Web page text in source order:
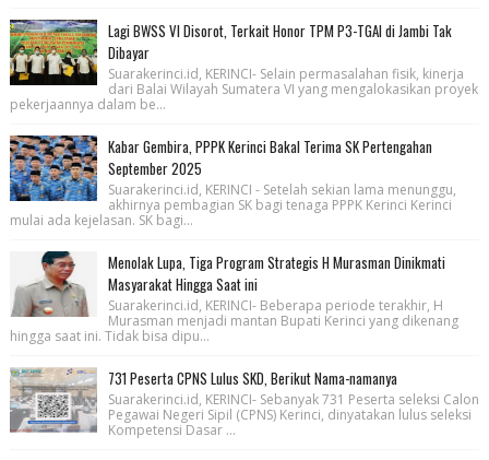
Lagi BWSS VI Disorot, Terkait Honor TPM P3-TGAI di Jambi Tak
Dibayar
Suarakerinci.id, KERINCI- Selain permasalahan fisik, kinerja
dari Balai Wilayah Sumatera VI yang mengalokasikan proyek
pekerjaannya dalam be...
Kabar Gembira, PPPK Kerinci Bakal Terima SK Pertengahan
September 2025
Suarakerinci.id, KERINCI - Setelah sekian lama menunggu,
akhirnya pembagian SK bagi tenaga PPPK Kerinci Kerinci
mulai ada kejelasan. SK bagi...
Menolak Lupa, Tiga Program Strategis H Murasman Dinikmati
Masyarakat Hingga Saat ini
Suarakerinci.id, KERINCI- Beberapa periode terakhir, H
Murasman menjadi mantan Bupati Kerinci yang dikenang
hingga saat ini. Tidak bisa dipu...
731 Peserta CPNS Lulus SKD, Berikut Nama-namanya
Suarakerinci.id, KERINCI- Sebanyak 731 Peserta seleksi Calon
Pegawai Negeri Sipil (CPNS) Kerinci, dinyatakan lulus seleksi
Kompetensi Dasar ...